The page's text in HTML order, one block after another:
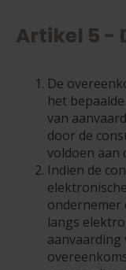
Artikel 5 -
De
het
van
door de
voldoen aan
Indien de
ondernemer
langs
aanvaarding